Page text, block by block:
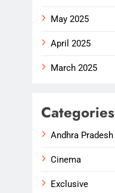
May 2025
April 2025
March 2025
Categories
Andhra Pradesh
Cinema
Exclusive